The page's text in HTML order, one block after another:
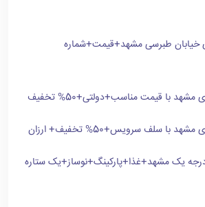
خیابان طبرسی مشهد+قیمت+شماره
با قیمت مناسب+دولتی+50% تخفیف
سلف سرویس+50% تخفیف+ ارزان
یک مشهد+غذا+پارکینگ+نوساز+یک ستاره